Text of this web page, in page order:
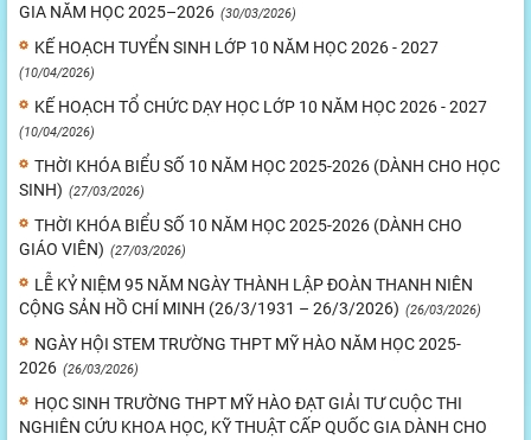
GIA NĂM HỌC 2025–2026 (30/03/2026)
KẾ HOẠCH TUYỂN SINH LỚP 10 NĂM HỌC 2026 - 2027
(10/04/2026)
KẾ HOẠCH TỔ CHỨC DẠY HỌC LỚP 10 NĂM HỌC 2026 - 2027
(10/04/2026)
THỜI KHÓA BIỂU SỐ 10 NĂM HỌC 2025-2026 (DÀNH CHO HỌC
SINH) (27/03/2026)
THỜI KHÓA BIỂU SỐ 10 NĂM HỌC 2025-2026 (DÀNH CHO
GIÁO VIÊN) (27/03/2026)
LỄ KỶ NIỆM 95 NĂM NGÀY THÀNH LẬP ĐOÀN THANH NIÊN
CỘNG SẢN HỒ CHÍ MINH (26/3/1931 – 26/3/2026) (26/03/2026)
NGÀY HỘI STEM TRƯỜNG THPT MỸ HÀO NĂM HỌC 2025-
2026 (26/03/2026)
HỌC SINH TRƯỜNG THPT MỸ HÀO ĐẠT GIẢI TƯ CUỘC THI
NGHIÊN CỨU KHOA HỌC, KỸ THUẬT CẤP QUỐC GIA DÀNH CHO